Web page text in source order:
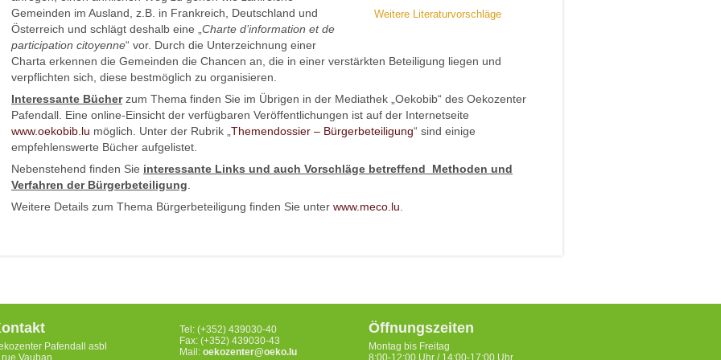
Weitere Literaturvorschläge
Gemeinden im Ausland, z.B. in Frankreich, Deutschland und
Österreich und schlägt deshalb eine „ Charte d’information et de
participation citoyenne“ vor. Durch die Unterzeichnung einer
Charta erkennen die Gemeinden die Chancen an, die in einer verstärkten Beteiligung liegen und
verpflichten sich, diese bestmöglich zu organisieren.
Interessante Bücherzum Thema finden Sie im Übrigen in der Mediathek „Oekobib“ des Oekozenter
Pafendall. Eine online-Einsicht der verfügbaren Veröffentlichungen ist auf der Internetseite
www.oekobib.lu möglich. Unter der Rubrik „ Themendossier – Bürgerbeteiligung“ sind einige
empfehlenswerte Bücher aufgelistet.
Nebenstehend finden Sie interessante Links und auch Vorschläge betreffend Methoden und
Verfahren der Bürgerbeteiligung
Weitere Details zum Thema Bürgerbeteiligung finden Sie unter www.meco.lu
Pafendall asbl
rue Vauban
Tel: (+352) 439030-40
Fax: (+352) 439030-43
Mail:oekozenter@oeko.lu
Öffnungszeiten
Montag bis Freitag
8:00-12:00 Uhr / 14:00-17:00 Uhr